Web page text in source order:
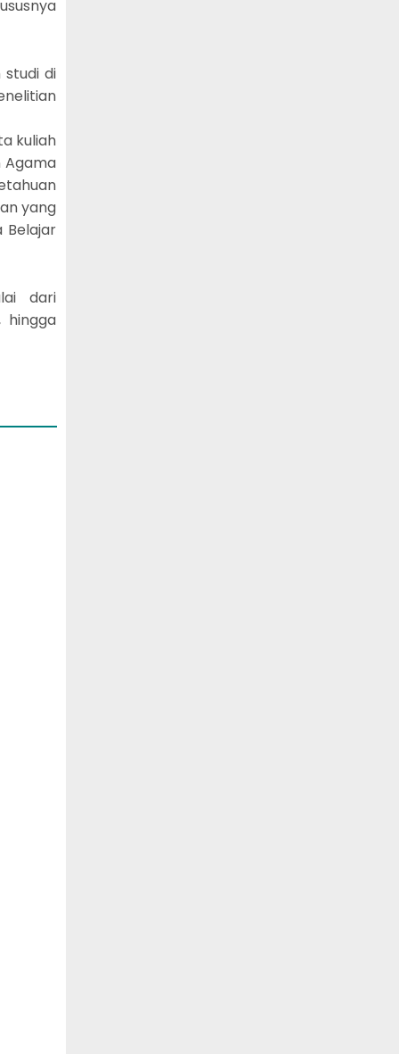
di
kuliah
Agama
yang
Belajar
dari
hingga